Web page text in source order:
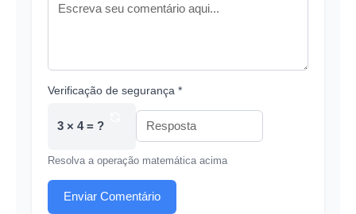
Verificação de segurança *
3 × 4 = ?
Resolva a operação matemática acima
Enviar Comentário